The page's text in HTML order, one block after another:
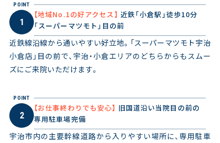
POINT
1
【地域No.1の好アクセス】 近鉄「小倉駅」徒歩10分
「スーパーマツモト」目の前
近鉄線沿線から通いやすい好立地。「スーパーマツモト宇治
小倉店」目の前で、宇治・小倉エリアのどちらからもスムー
ズにご来院いただけます。
POINT
2
【お仕事終わりでも安心】 旧国道沿い当院目の前の
専用駐車場完備
宇治市内の主要幹線道路から入りやすい場所に、専用駐車